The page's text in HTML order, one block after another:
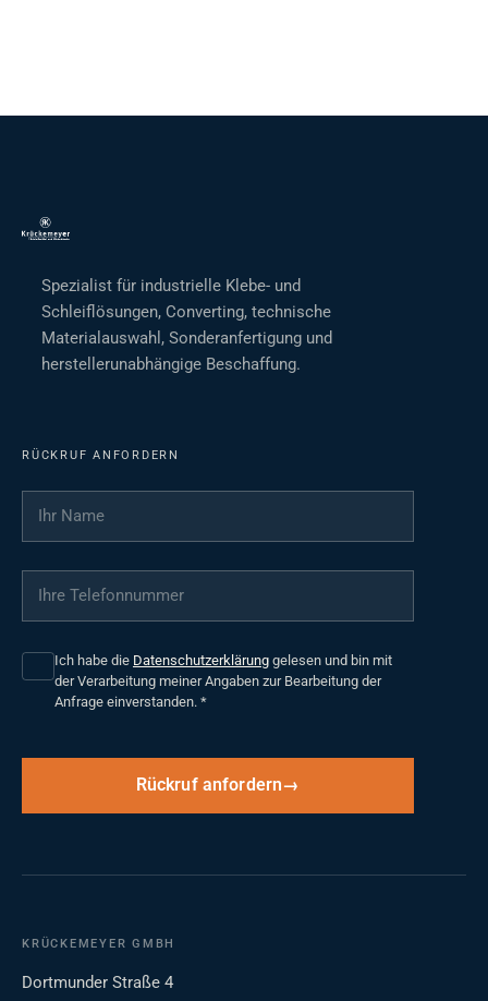
Spezialist für industrielle Klebe- und
Schleiflösungen, Converting, technische
Materialauswahl, Sonderanfertigung und
herstellerunabhängige Beschaffung.
RÜCKRUF ANFORDERN
Ihr Name
Ihre Telefonnummer
Ich habe die Datenschutzerklärung gelesen und bin mit
der Verarbeitung meiner Angaben zur Bearbeitung der
Anfrage einverstanden. *
Rückruf anfordern
KRÜCKEMEYER GMBH
Dortmunder Straße 4